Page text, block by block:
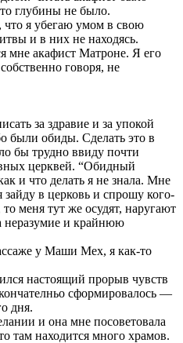
глубины не было.
что я убегаю умом в свою
и в них не находясь.
мне акафист Матроне. Я его
говоря, не
за здравие и за упокой
были обиды. Сделать это в
бы трудно ввиду почти
церквей. “Обидный
и что делать я не знала. Мне
зайду в церковь и спрошу кого-
меня тут же осудят, наругают
неразумие и крайнюю
у Маши Мех, я как-то
настоящий прорыв чувств
сформировалось —
дня.
и она мне посоветовала
там находится много храмов.